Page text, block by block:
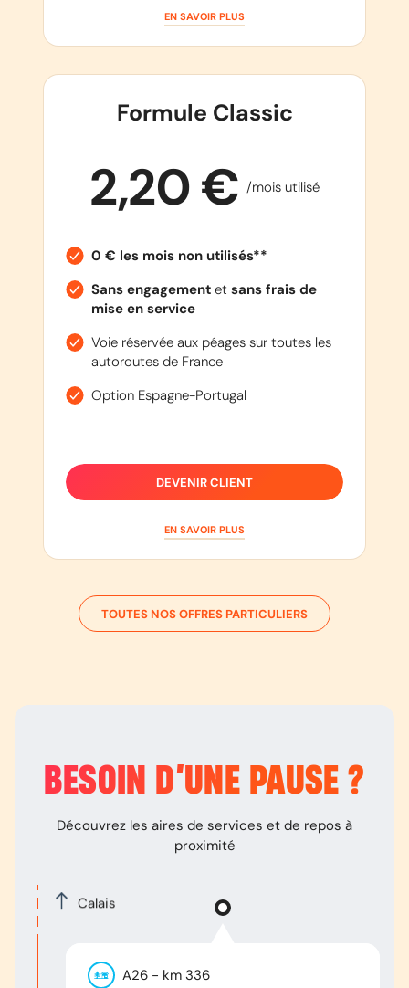
EN SAVOIR PLUS
Formule Classic
2,20 € /mois utilisé
0 € les mois non utilisés**
Sans engagementet sans frais de
mise en service
Voie réservée aux péages sur toutes les
autoroutes de France
Option Espagne-Portugal
DEVENIR CLIENT
EN SAVOIR PLUS
TOUTES NOS OFFRES PARTICULIERS
BESOIN D’UNE PAUSE ?
Découvrez les aires de services et de repos à
proximité
Calais
A26 - km 336